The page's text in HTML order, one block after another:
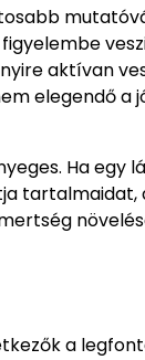
aktívan
elegendő a
Ha
a